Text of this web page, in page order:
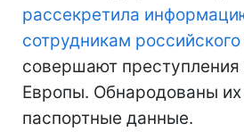
рассекретила
сотрудникам
совершают преступления
Европы. Обнародованы
паспортные данные.